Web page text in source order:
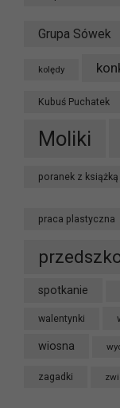
Grupa Sówek
kolędy
Kubuś Puchatek
Moliki
poranek z książką
praca plastyczna
spotkanie
walentynki
wiosna
zagadki